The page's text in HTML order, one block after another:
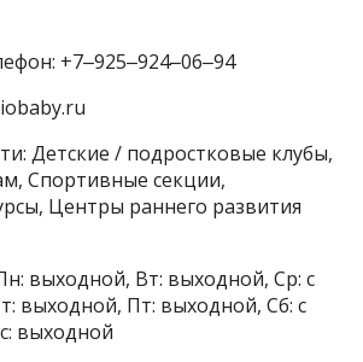
+7‒925‒924‒06‒94
Детские / подростковые клубы,
Спортивные секции,
Центры раннего развития
выходной, Вт: выходной, Ср: с
выходной, Пт: выходной, Сб: с
выходной